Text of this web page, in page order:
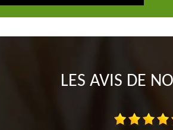
LES AVIS DE